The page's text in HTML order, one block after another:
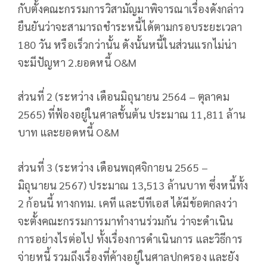
กับตั้งคณะกรรมการวิสามัญมาพิจารณาเรื่องดังกล่าว
ยืนยันว่าจะสามารถชำระหนี้ได้ตามกรอบระยะเวลา
180 วัน หรือเร็วกว่านั้น ดังนั้นหนี้ในส่วนแรกไม่น่า
จะมีปัญหา 2.ยอดหนี้ O&M
ส่วนที่ 2 (ระหว่าง เดือนมิถุนายน 2564 – ตุลาคม
2565) ที่ฟ้องอยู่ในศาลชั้นต้น ประมาณ 11,811 ล้าน
บาท และยอดหนี้ O&M
ส่วนที่ 3 (ระหว่าง เดือนพฤศจิกายน 2565 –
มิถุนายน 2567) ประมาณ 13,513 ล้านบาท ซึ่งหนี้ทั้ง
2 ก้อนนี้ ทางกทม. เคที และบีทีเอส ได้มีข้อตกลงว่า
จะตั้งคณะกรรมการมาทำงานร่วมกัน ว่าจะดำเนิน
การอย่างไรต่อไป ทั้งเรื่องการดำเนินการ และวิธีการ
จ่ายหนี้ รวมถึงเรื่องที่ค้างอยู่ในศาลปกครอง และยัง